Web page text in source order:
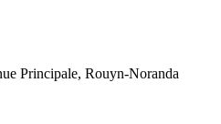
Principale, Rouyn-Noranda